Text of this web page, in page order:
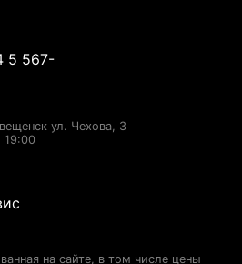
5 567-
ул. Чехова, 3
19:00
на сайте, в том числе цены